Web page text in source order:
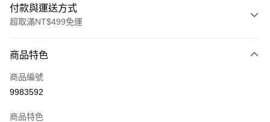
付款與運送方式
超取滿NT$499免運
信用卡一次付款
運送方式
付款後全家取貨
商品特色
商品編號
9983592
商品特色